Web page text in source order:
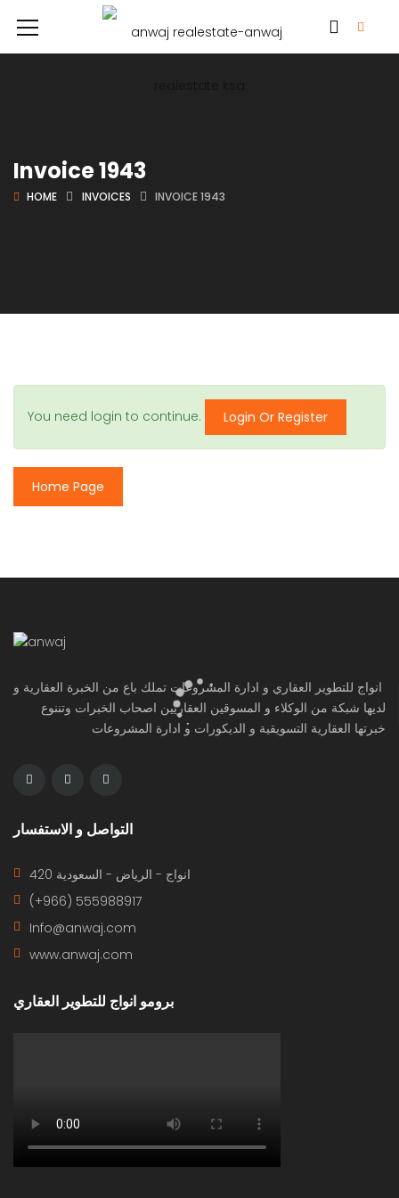
Invoice 1943
HOME INVOICES INVOICE 1943
You need login to continue. Login Or Register
Home Page
انواج للتطوير العقاري و ادارة المشروعات تملك باع من الخبرة العقارية و
لديها شبكة من الوكلاء و المسوقين العقاريين اصحاب الخبرات وتننوع
خبرتها العقارية التسويقية و الديكورات و ادارة المشروعات
التواصل و الاستفسار
420 انواج - الرياض - السعودية
(+966) 555988917
Info@anwaj.com
www.anwaj.com
برومو انواج للتطوير العقاري